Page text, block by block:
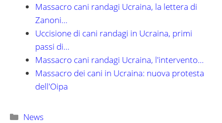
Massacro cani randagi Ucraina, la lettera di
Zanoni…
Uccisione di cani randagi in Ucraina, primi
passi di…
Massacro cani randagi Ucraina, l'intervento…
Massacro dei cani in Ucraina: nuova protesta
dell'Oipa
Categorie
News